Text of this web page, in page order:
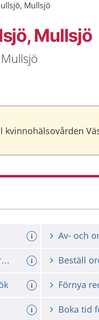
Mullsjö
Mullsjö
Av- och
Frågor inför din första inskrivning vid graviditet
Förnya
Boka tid